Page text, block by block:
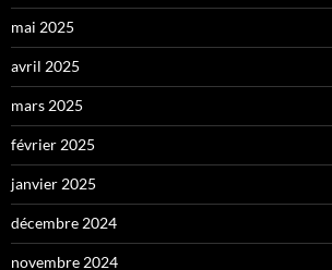
mai 2025
avril 2025
mars 2025
février 2025
janvier 2025
décembre 2024
novembre 2024